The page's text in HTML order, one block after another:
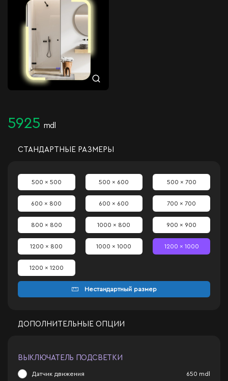
5925 mdl
СТАНДАРТНЫЕ РАЗМЕРЫ
500 x 500 500 x 600 500 x 700
600 x 800 600 x 600 700 x 700
800 x 800 1000 x 800 900 x 900
1200 x 800 1000 x 1000 1200 x 1000
1200 x 1200
Нестандартный размер
ДОПОЛНИТЕЛЬНЫЕ ОПЦИИ
ВЫКЛЮЧАТЕЛЬ ПОДСВЕТКИ
Датчик движения 650 mdl